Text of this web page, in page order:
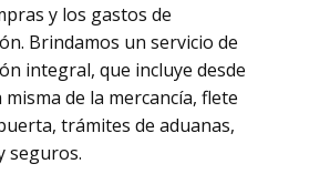
y los gastos de
Brindamos un servicio de
integral, que incluye desde
misma de la mercancía, flete
trámites de aduanas,
seguros.